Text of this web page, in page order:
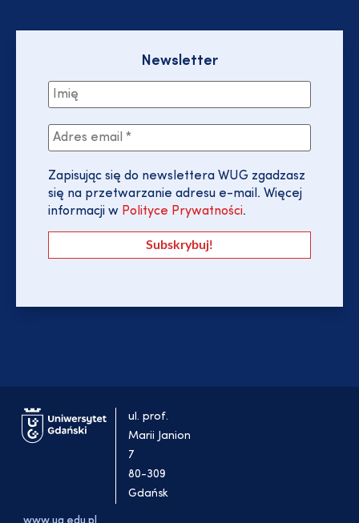
Newsletter
Zapisując się do newslettera WUG zgadzasz
się na przetwarzanie adresu e-mail. Więcej
informacji w Polityce Prywatności.
ul. prof.
Marii Janion
7
80-309
Gdańsk